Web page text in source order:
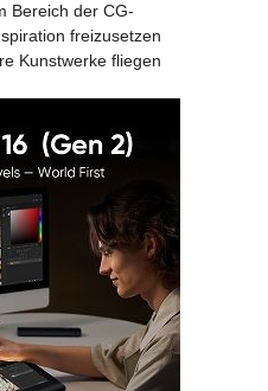
Bereich der CG-
freizusetzen
Kunstwerke fliegen